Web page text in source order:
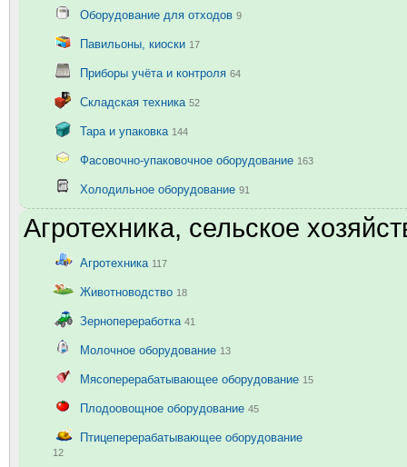
Оборудование для отходов 9
Павильоны, киоски 17
Приборы учёта и контроля 64
Складская техника 52
Тара и упаковка 144
Фасовочно-упаковочное оборудование 163
Холодильное оборудование 91
Агротехника, сельское
Агротехника 117
Животноводство 18
Зернопереработка 41
Молочное оборудование 13
Мясоперерабатывающее оборудование 15
Плодоовощное оборудование 45
Птицеперерабатывающее оборудование
12